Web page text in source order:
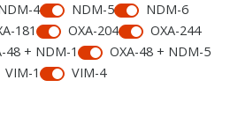
4 NDM-5
NDM-6
181 OXA-204
OXA-244
48 + NDM-1
OXA-48 + NDM-5
VIM-1
VIM-4